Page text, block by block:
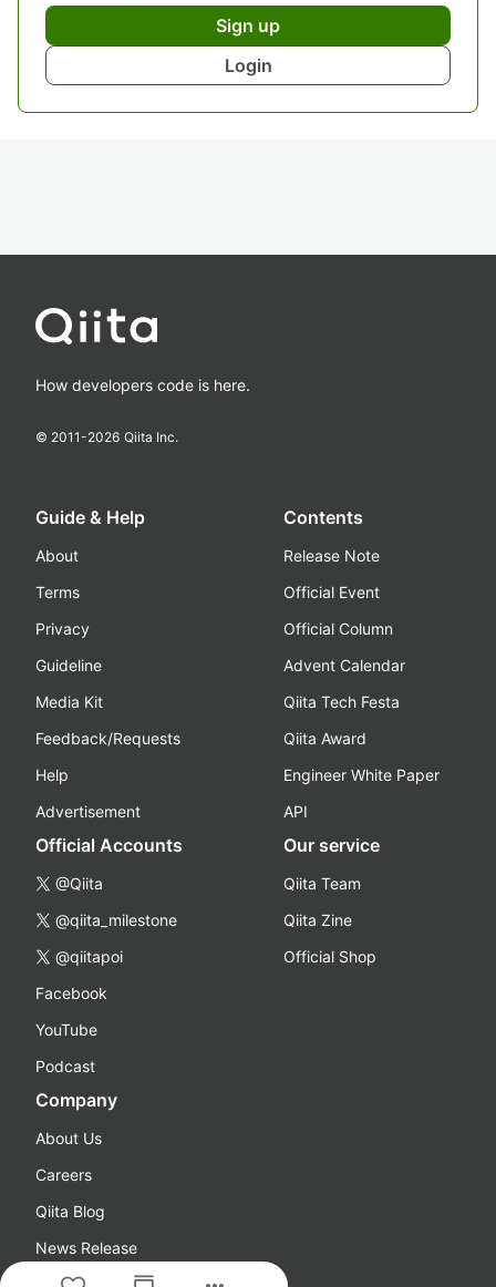
Sign up
Login
How developers code is here.
© 2011-2026 Qiita Inc.
Guide & Help
About
Terms
Privacy
Guideline
Media Kit
Feedback/Requests
Help
Advertisement
Contents
Release Note
Official Event
Official Column
Advent Calendar
Qiita Tech Festa
Qiita Award
Engineer White Paper
API
Official Accounts
@Qiita
@qiita_milestone
@qiitapoi
Facebook
YouTube
Podcast
Our service
Qiita Team
Qiita Zine
Official Shop
Company
About Us
Careers
Qiita Blog
News Release